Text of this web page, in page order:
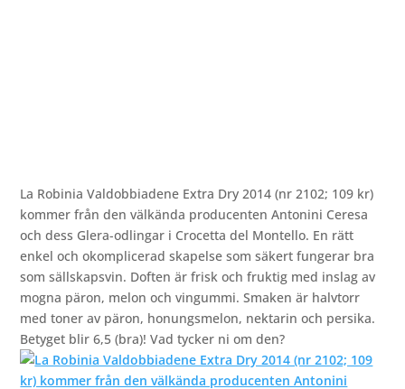
La Robinia Valdobbiadene Extra Dry 2014 (nr 2102; 109 kr)
kommer från den välkända producenten Antonini Ceresa
och dess Glera-odlingar i Crocetta del Montello. En rätt
enkel och okomplicerad skapelse som säkert fungerar bra
som sällskapsvin. Doften är frisk och fruktig med inslag av
mogna päron, melon och vingummi. Smaken är halvtorr
med toner av päron, honungsmelon, nektarin och persika.
Betyget blir 6,5 (bra)! Vad tycker ni om den?